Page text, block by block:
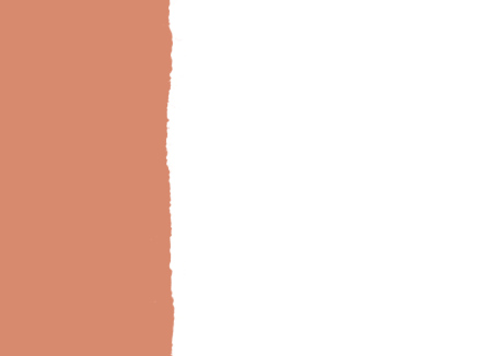
Bild-Brillux_0031_BX_Designb-Holz-201-3